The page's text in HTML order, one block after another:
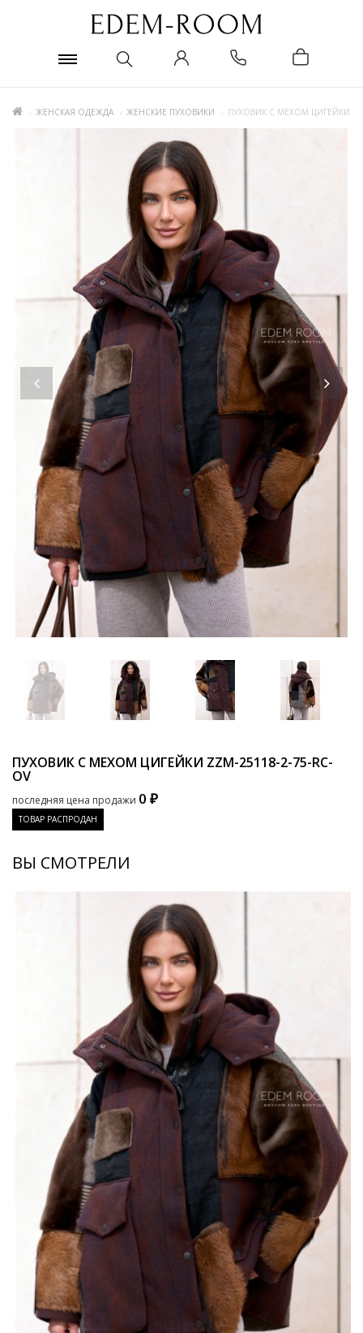
ЖЕНСКАЯ ОДЕЖДА ЖЕНСКИЕ ПУХОВИКИ ПУХОВИК С МЕХОМ ЦИГЕЙКИ
ПУХОВИК С МЕХОМ ЦИГЕЙКИ ZZM-25118-2-75-RC-
OV
последняя цена продажи 0 ₽
ТОВАР РАСПРОДАН
ВЫ СМОТРЕЛИ